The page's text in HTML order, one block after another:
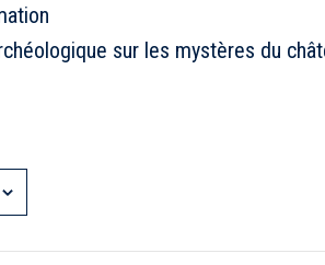
sur les mystères du